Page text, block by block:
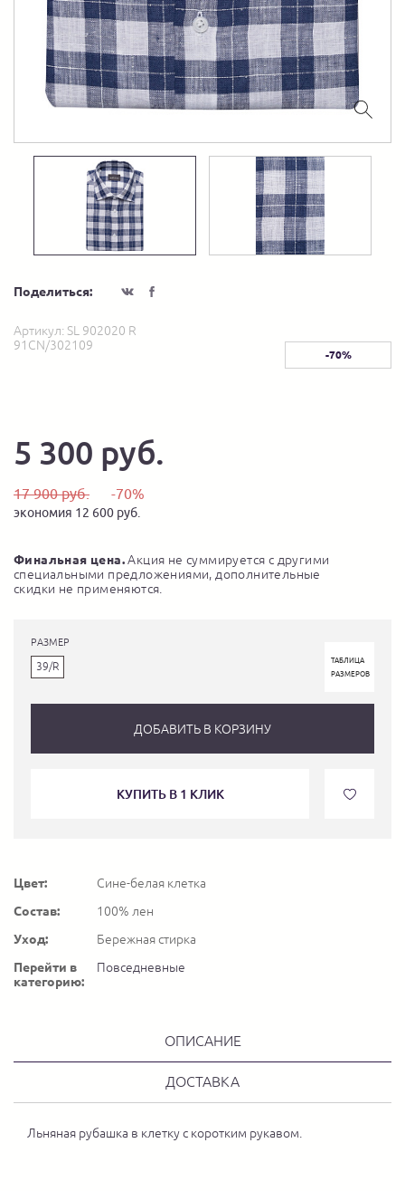
Поделиться:
Артикул: SL 902020 R
91CN/302109
-70%
5 300 руб.
17 900 руб. -70%
экономия 12 600 руб.
Финальная цена.Акция не суммируется с другими
специальными предложениями, дополнительные
скидки не применяются.
РАЗМЕР
39/R
ТАБЛИЦА
РАЗМЕРОВ
ДОБАВИТЬ В КОРЗИНУ
КУПИТЬ В 1 КЛИК
Цвет:
Сине-белая клетка
Состав:
100% лен
Уход:
Бережная стирка
Перейти в
категорию:
Повседневные
ОПИСАНИЕ
ДОСТАВКА
Льняная рубашка в клетку с коротким рукавом.